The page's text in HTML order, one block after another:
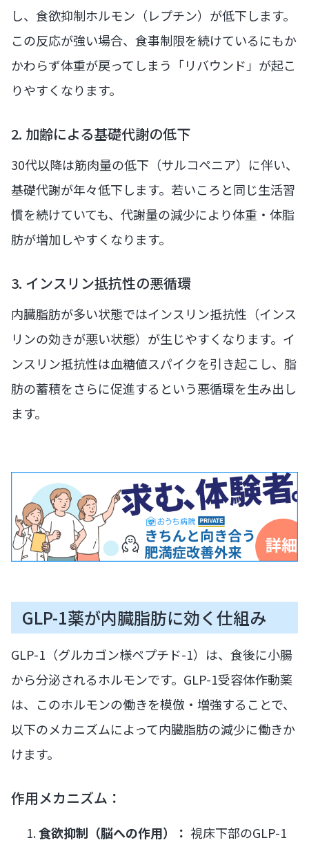
し、食欲抑制ホルモン（レプチン）が低下します。
この反応が強い場合、食事制限を続けているにもか
かわらず体重が戻ってしまう「リバウンド」が起こ
りやすくなります。
2. 加齢による基礎代謝の低下
30代以降は筋肉量の低下（サルコペニア）に伴い、
基礎代謝が年々低下します。若いころと同じ生活習
慣を続けていても、代謝量の減少により体重・体脂
肪が増加しやすくなります。
3. インスリン抵抗性の悪循環
内臓脂肪が多い状態ではインスリン抵抗性（インス
リンの効きが悪い状態）が生じやすくなります。イ
ンスリン抵抗性は血糖値スパイクを引き起こし、脂
肪の蓄積をさらに促進するという悪循環を生み出し
ます。
GLP-1薬が内臓脂肪に効く仕組み
GLP-1（グルカゴン様ペプチド-1）は、食後に小腸
から分泌されるホルモンです。GLP-1受容体作動薬
は、このホルモンの働きを模倣・増強することで、
以下のメカニズムによって内臓脂肪の減少に働きか
けます。
作用メカニズム：
食欲抑制（脳への作用）： 視床下部のGLP-1